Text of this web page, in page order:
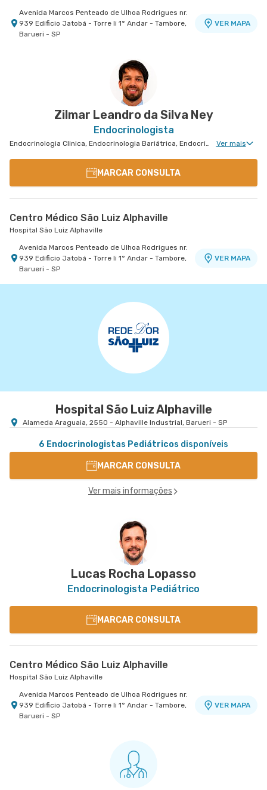
Avenida Marcos Penteado de Ulhoa Rodrigues nr.
939 Edificio Jatobá - Torre Ii 1° Andar - Tambore,
Barueri - SP
VER MAPA
Zilmar Leandro da Silva Ney
Endocrinologista
Endocrinologia Clinica, Endocrinologia Bariátrica, Endocrinologia Pediátrica Ver mais
MARCAR CONSULTA
Centro Médico São Luiz Alphaville
Hospital São Luiz Alphaville
Avenida Marcos Penteado de Ulhoa Rodrigues nr.
939 Edificio Jatobá - Torre Ii 1° Andar - Tambore,
Barueri - SP
VER MAPA
Hospital São Luiz Alphaville
Alameda Araguaia, 2550 - Alphaville Industrial, Barueri - SP
6 Endocrinologistas Pediátricos disponíveis
MARCAR CONSULTA
Ver mais informações
Lucas Rocha Lopasso
Endocrinologista Pediátrico
MARCAR CONSULTA
Centro Médico São Luiz Alphaville
Hospital São Luiz Alphaville
Avenida Marcos Penteado de Ulhoa Rodrigues nr.
939 Edificio Jatobá - Torre Ii 1° Andar - Tambore,
Barueri - SP
VER MAPA